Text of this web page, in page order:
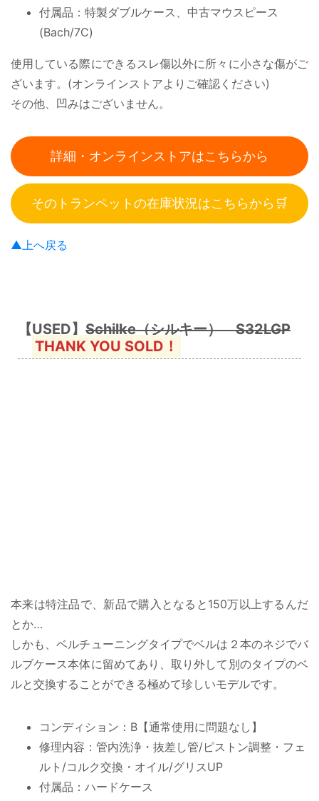
付属品：特製ダブルケース、中古マウスピース
(Bach/7C)
使用している際にできるスレ傷以外に所々に小さな傷がご
ざいます。(オンラインストアよりご確認ください)
その他、凹みはございません。
詳細・オンラインストアはこちらから
そのトランペットの在庫状況はこちらから🛒
▲上へ戻る
【USED】 Schilke（シルキー） S32LGP
THANK YOU SOLD！
本来は特注品で、新品で購入となると150万以上するんだ
とか…
しかも、ベルチューニングタイプでベルは２本のネジでバ
ルブケース本体に留めてあり、取り外して別のタイプのベ
ルと交換することができる極めて珍しいモデルです。
コンディション：B【通常使用に問題なし】
修理内容：管内洗浄・抜差し管/ピストン調整・フェ
ルト/コルク交換・オイル/グリスUP
付属品：ハードケース